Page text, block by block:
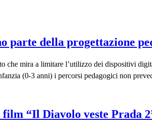
parte della progettazione
che mira a limitare l’utilizzo dei dispositivi
(0-3 anni) i percorsi pedagogici non
“Il Diavolo veste Prada